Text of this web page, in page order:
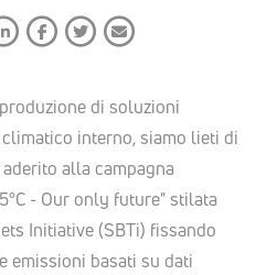
di soluzioni
interno, siamo lieti di
alla campagna
- Our only future" stilata
Initiative (SBTi) fissando
emissioni basati su dati